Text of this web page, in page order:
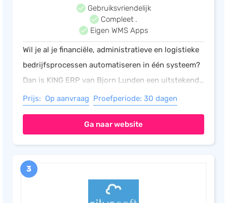
Gebruiksvriendelijk
Compleet .
Eigen WMS Apps
Wil je al je financiële, administratieve en logistieke
bedrijfsprocessen automatiseren in één systeem?
Dan is KING ERP van Bjorn Lunden een uitstekende
keuze. ERP (Enterprise Resource Planning)
Prijs: Op aanvraag Proefperiode: 30 dagen
Ga naar website
3